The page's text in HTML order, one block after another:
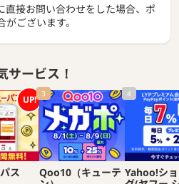
直接お問い合わせをした場合、ポ
ございます。
サービス！
UP!
ス
3
Qoo10（キューテ
4
Yahoo!シ